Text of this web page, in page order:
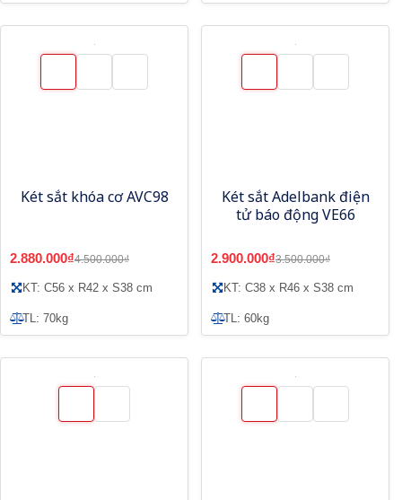
Két sắt khóa cơ AVC98
2.880.000₫4.500.000₫
KT: C56 x R42 x S38 cm
TL: 70kg
Két sắt Adelbank điện
tử báo động VE66
2.900.000₫3.500.000₫
KT: C38 x R46 x S38 cm
TL: 60kg